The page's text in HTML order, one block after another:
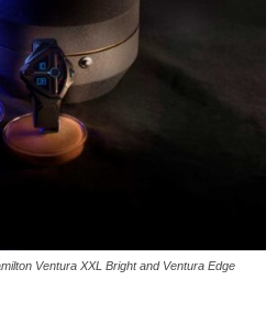
Ventura XXL Bright and Ventura Edge